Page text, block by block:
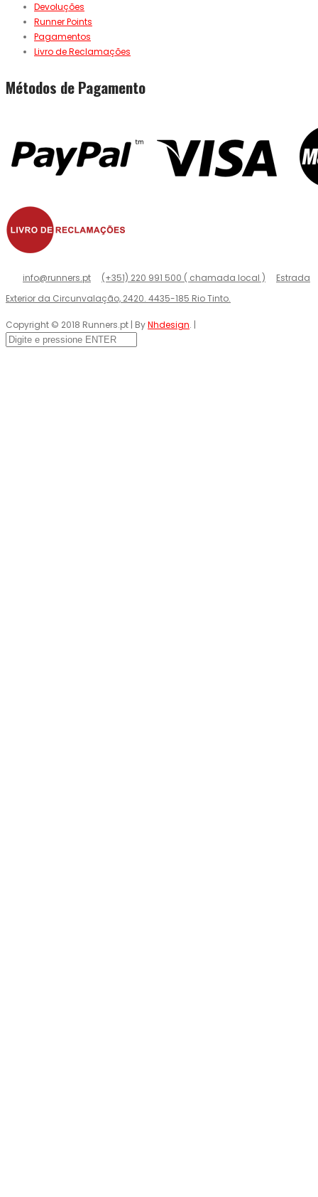
Devoluções
Runner Points
Pagamentos
Livro de Reclamações
Métodos de Pagamento
info@runners.pt (+351) 220 991 500 ( chamada local )
Estrada
Exterior da Circunvalação, 2420. 4435-185 Rio Tinto.
Copyright © 2018 Runners.pt | ByNhdesign. |